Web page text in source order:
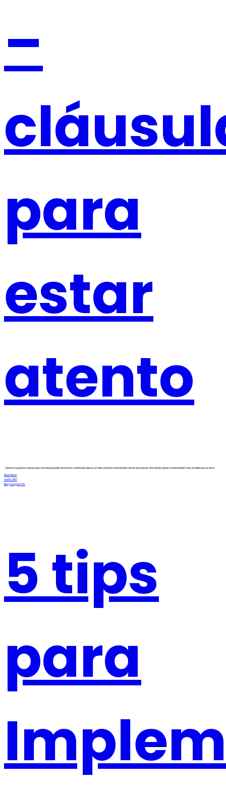
–
para
estar
atento
Ciertos aspectos del proceso de recaudación de fondos continúan siendo un reto para los fundadores de las empresas. Una de las áreas donde tienen más problemas es en lo
Read More
abril 6, 2017
Blog Abogado TIC
5 tips
para